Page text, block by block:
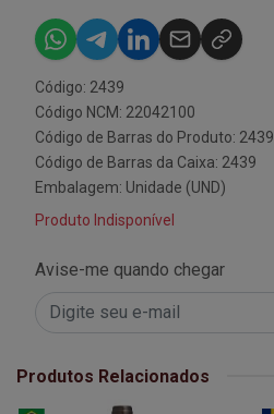
Código: 2439
Código NCM: 22042100
Código de Barras do Produto: 2439
Código de Barras da Caixa: 2439
Embalagem: Unidade (UND)
Produto Indisponível
Avise-me quando chegar
Produtos Relacionados